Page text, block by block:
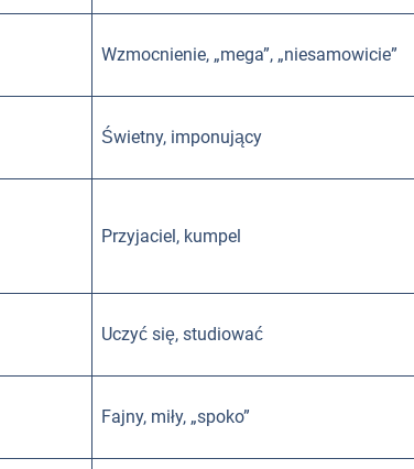
Wzmocnienie, „mega”, „niesamowicie”
Świetny, imponujący
Przyjaciel, kumpel
Uczyć się, studiować
Fajny, miły, „spoko”